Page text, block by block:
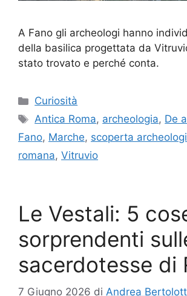
A Fano gli archeologi hanno
della basilica progettata da
stato trovato e perché conta.
Categorie
Curiosità
Tag
Antica Roma, archeologia, De
Fano, Marche, scoperta
romana, Vitruvio
Le Vestali: 5
sorprendenti
sacerdotesse di
7 Giugno 2026 di Andrea